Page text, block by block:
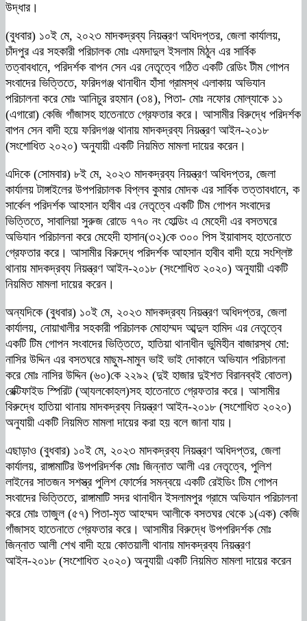
উদ্ধার।
(বুধবার) ১০ই মে, ২০২৩ মাদকদ্রব্য নিয়ন্ত্রণ অধিদপ্তর, জেলা কার্যালয়,
চাঁদপুর এর সহকারী পরিচালক মোঃ এমদাদুল ইসলাম মিঠুন এর সার্বিক
তত্বাবধানে, পরিদর্শক বাপন সেন এর নেতৃত্বে গঠিত একটি রেডিং টীম গোপন
সংবাদের ভিত্তিতে, ফরিদগঞ্জ থানাধীন হাঁসা গ্রামস্থ এলাকায় অভিযান
পরিচালনা করে মোঃ আনিচুর রহমান (৩৪), পিতা- মোঃ নফোর মোল্যাকে ১১
(এগারো) কেজি গাঁজাসহ হাতেনাতে গ্রেফতার করে। আসামীর বিরুদ্ধে পরিদর্শক
বাপন সেন বাদী হয়ে ফরিদগঞ্জ থানায় মাদকদ্রব্য নিয়ন্ত্রণ আইন-২০১৮
(সংশোধিত ২০২০) অনুযায়ী একটি নিয়মিত মামলা দায়ের করেন।
এদিকে (সোমবার) ৮ই মে, ২০২৩ মাদকদ্রব্য নিয়ন্ত্রণ অধিদপ্তর, জেলা
কার্যালয় টাঙ্গাইলের উপপরিচালক বিপ্লব কুমার মোদক এর সার্বিক তত্তাবধানে, ক
সার্কেল পরিদর্শক আহসান হাবীব এর নেতৃত্বে একটি টিম গোপন সংবাদের
ভিত্তিতে, সাবালিয়া সুরুজ রোডে ৭৭০ নং হোল্ডিং এ মেহেদী এর বসতঘরে
অভিযান পরিচালনা করে মেহেদী হাসান(৩২)কে ৩০০ পিস ইয়াবাসহ হাতেনাতে
গ্রেফতার করে। আসামীর বিরুদ্ধে পরিদর্শক আহসান হাবীব বাদী হয়ে সংশ্লিষ্ট
থানায় মাদকদ্রব্য নিয়ন্ত্রণ আইন-২০১৮ (সংশোধিত ২০২০) অনুযায়ী একটি
নিয়মিত মামলা দায়ের করেন।
অন্যদিকে (বুধবার) ১০ই মে, ২০২৩ মাদকদ্রব্য নিয়ন্ত্রণ অধিদপ্তর, জেলা
কার্যালয়, নোয়াখালীর সহকারী পরিচালক মোহাম্মদ আব্দুল হামিদ এর নেতৃত্বে
একটি টিম গোপন সংবাদের ভিত্তিতে, হাতিয়া থানাধীন ভুমিহীন বাজারস্থ মো:
নাসির উদ্দিন এর বসতঘরে মাছুম-মামুন ভাই ভাই দোকানে অভিযান পরিচালনা
করে মোঃ নাসির উদ্দিন (৬০)কে ২২৯২ (দুই হাজার দুইশত বিরানব্বই বোতল)
রেক্টিফাইড স্পিরিট (আ্যলকোহল)সহ হাতেনাতে গ্রেফতার করে। আসামীর
বিরুদ্ধে হাতিয়া থানায় মাদকদ্রব্য নিয়ন্ত্রণ আইন-২০১৮ (সংশোধিত ২০২০)
অনুযায়ী একটি নিয়মিত মামলা দায়ের করা হয় বলে জানা যায়।
এছাড়াও (বুধবার) ১০ই মে, ২০২৩ মাদকদ্রব্য নিয়ন্ত্রণ অধিদপ্তর, জেলা
কার্যালয়, রাঙ্গামাটির উপপরিদর্শক মোঃ জিন্নাত আলী এর নেতৃত্বে, পুলিশ
লাইনের সাতজন সশস্ত্র পুলিশ ফোর্সের সমন্বয়ে একটি রেইডিং টিম গোপন
সংবাদের ভিত্তিতে, রাঙ্গামাটি সদর থানাধীন ইসলামপুর গ্রামে অভিযান পরিচালনা
করে মোঃ তাজুল (৫৭) পিতা-মৃত আহম্মদ আলীকে বসতঘর থেকে ১(এক) কেজি
গাঁজাসহ হাতেনাতে গ্রেফতার করে। আসামীর বিরুদ্ধে উপপরিদর্শক মোঃ
জিন্নাত আলী শেখ বাদী হয়ে কোতয়ালী থানায় মাদকদ্রব্য নিয়ন্ত্রণ
আইন-২০১৮ (সংশোধিত ২০২০) অনুযায়ী একটি নিয়মিত মামলা দায়ের করেন